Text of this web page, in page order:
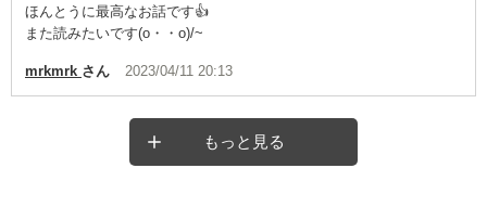
ほんとうに最高なお話です👍
また読みたいです(o・・o)/~
mrkmrk さん 2023/04/11 20:13
もっと見る